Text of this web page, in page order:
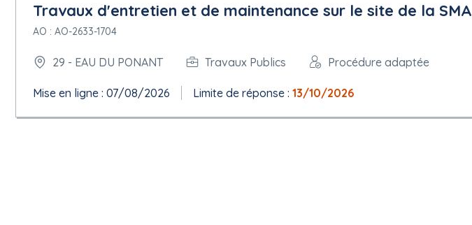
Travaux d'entretien et de maintenance sur le site de la SMA
AO : AO-2633-1704
29 - EAU DU PONANT Travaux Publics Procédure adaptée
Mise en ligne : 07/08/2026 Limite de réponse : 13/10/2026